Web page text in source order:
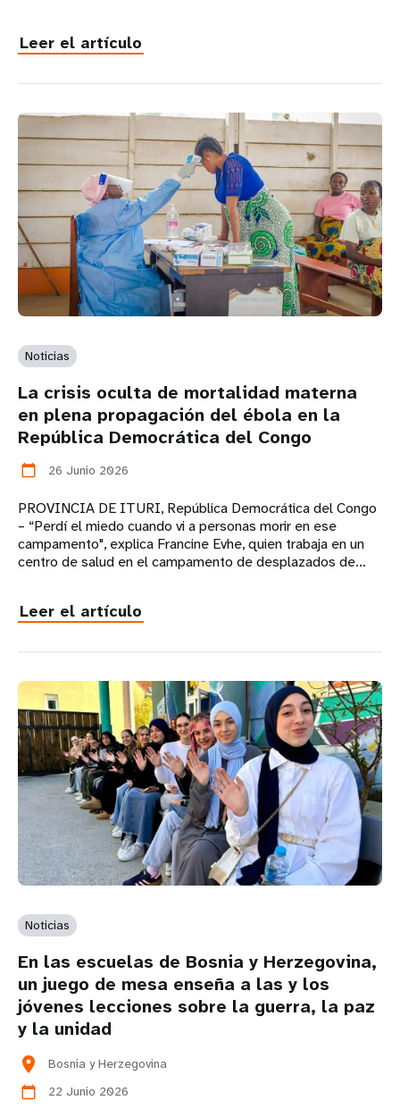
Leer el artículo
Noticias
La crisis oculta de mortalidad materna
en plena propagación del ébola en la
República Democrática del Congo
calendar_today 26 Junio 2026
PROVINCIA DE ITURI, República Democrática del Congo
– “Perdí el miedo cuando vi a personas morir en ese
campamento", explica Francine Evhe, quien trabaja en un
centro de salud en el campamento de desplazados de...
Leer el artículo
Noticias
En las escuelas de Bosnia y Herzegovina,
un juego de mesa enseña a las y los
jóvenes lecciones sobre la guerra, la paz
y la unidad
location_on
Bosnia y Herzegovina
calendar_today
22 Junio 2026